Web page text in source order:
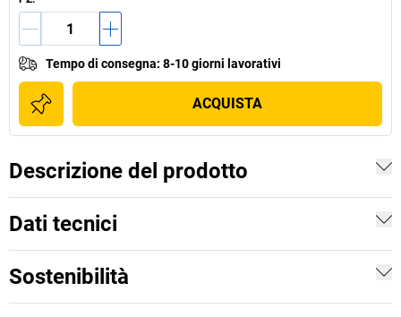
Tempo di consegna: 8-10 giorni lavorativi
ACQUISTA
Descrizione del prodotto
Dati tecnici
Sostenibilità